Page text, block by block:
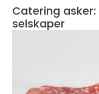
Catering
selskaper